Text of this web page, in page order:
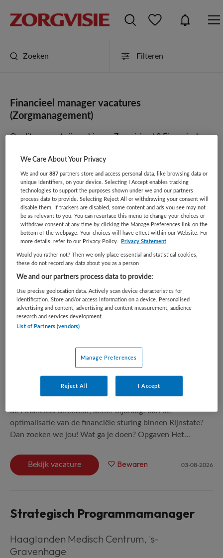
Zoeken Filteren
Financieel manager vacatures
(Zorgmanagement)
Op dit moment zijn er binnen Zorgvisie.nl 2 Financieel
meest populaire Financieel manager vacatures
JobAlert instellen
2 vacatures gevonden
Manager Planning & Control
Ziekenhuis Rijnstate,Arnhem
HBO
Tijdelijk met uitzicht op vast
Ben jij een resultaatgerichte teamspeler met bewezen
leiderschapskwaliteiten, die in nauwe samenwerking met
de Financieel directeur, actief bijdraagt aan de
optimalisatie van de financiële sturing binnen Rijnstate?
Dan zoeken we jou! Wat ga je doen? Opgaven Het...
Bekijk vacature Bewaren 03-08-2026
Strategisch Programmamanager
Haaglanden Medisch Centrum, 's-
Gravenhage
We Care About Your Privacy
We and our887 partners store and access personal data, like browsing data or
unique identifiers, on your device. Selecting I Accept enables tracking
technologies to support the purposes shown under we and our partners
process data to provide. Selecting Reject All or withdrawing your consent will
disable them. If trackers are disabled, some content and ads you see may not
be as relevant to you. You can resurface this menu to change your choices or
withdraw consent at any time by clicking the Manage Preferences link on the
bottom of the webpage. Your choices will have effect within our Website. For
more details, refer to our Privacy Policy.
Privacy Statement
Would you rather not? Then we only place essential and statistical cookies,
these do not record any data about you as a person
We and our partners process data to provide:
Use precise geolocation data. Actively scan device characteristics for
identification. Store and/or access information on a device. Personalised
advertising and content, advertising and content measurement, audience
research and services development.
List of Partners (vendors)
Manage Preferences
Reject All I Accept